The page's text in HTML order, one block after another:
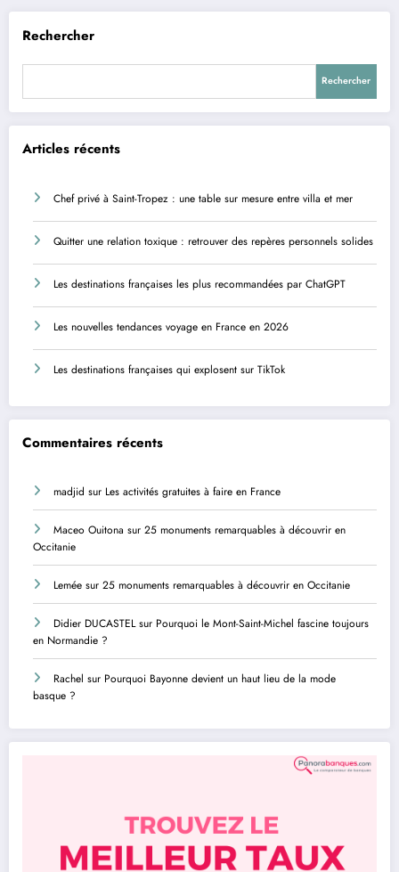
Rechercher
Rechercher
Articles récents
Chef privé à Saint-Tropez : une table sur mesure entre villa et mer
Quitter une relation toxique : retrouver des repères personnels solides
Les destinations françaises les plus recommandées par ChatGPT
Les nouvelles tendances voyage en France en 2026
Les destinations françaises qui explosent sur TikTok
Commentaires récents
madjid sur Les activités gratuites à faire en France
Maceo Ouitona sur 25 monuments remarquables à découvrir en
Occitanie
Lemée sur 25 monuments remarquables à découvrir en Occitanie
Didier DUCASTELsur Pourquoi le Mont-Saint-Michel fascine toujours
en Normandie ?
Rachel sur Pourquoi Bayonne devient un haut lieu de la mode
basque ?